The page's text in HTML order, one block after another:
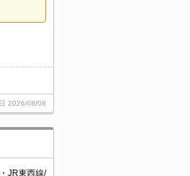
2026/08/08
JR東西線/